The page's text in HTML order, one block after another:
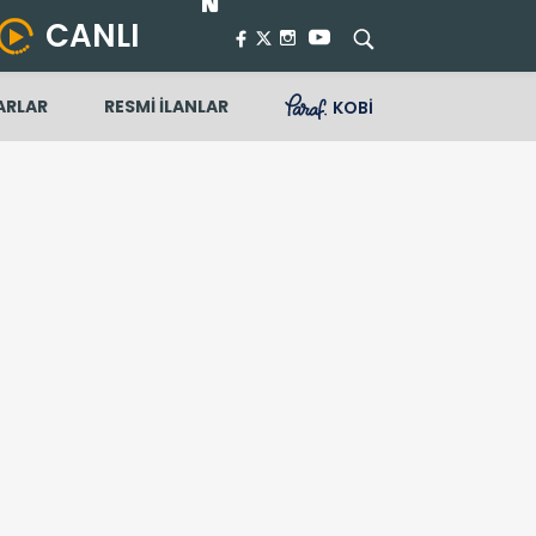
CANLI
RESMİ İLANLAR KOBİ